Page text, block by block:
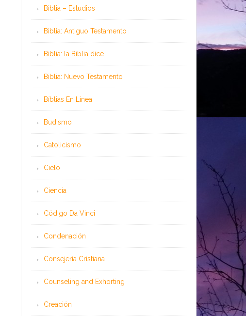
Biblia – Estudios
Biblia: Antiguo Testamento
Biblia: la Biblia dice
Biblia: Nuevo Testamento
Bíblias En Línea
Budismo
Catolicismo
Cielo
Ciencia
Código Da Vinci
Condenación
Consejería Cristiana
Counseling and Exhorting
Creación